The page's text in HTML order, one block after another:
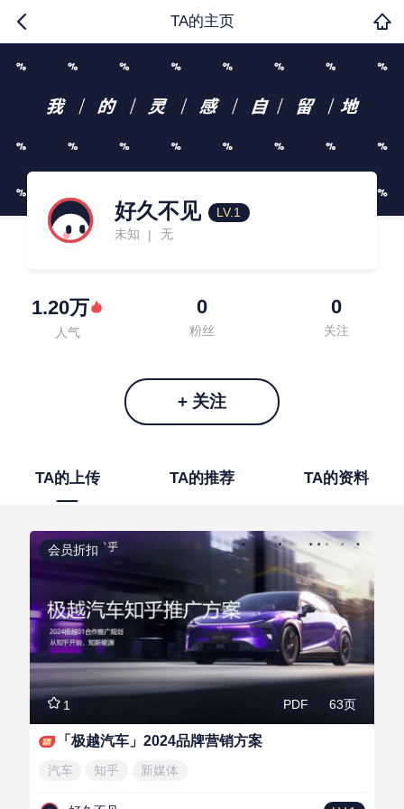
TA的主页
好久不见
LV.1
未知
| 无
1.20万
人气
0
粉丝
0
关注
+ 关注
TA的上传 TA的推荐 TA的资料
会员折扣
1 PDF 63页
「极越汽车」2024品牌营销方案
汽车 知乎 新媒体